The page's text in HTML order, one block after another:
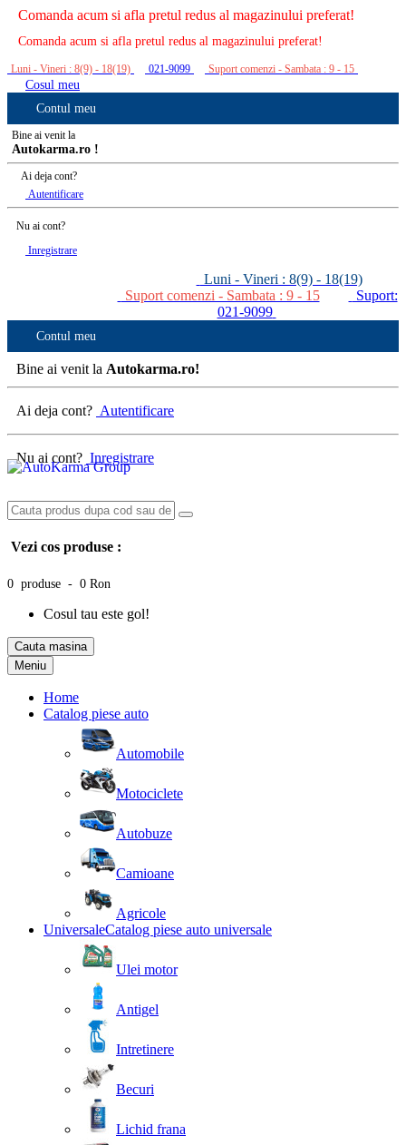
Comanda acum si afla pretul redus al magazinului preferat!
Comanda acum si afla pretul redus al magazinului preferat!
Luni - Vineri : 8(9) - 18(19) 021-9099 Suport comenzi - Sambata : 9 - 15
Cosul meu
Contul meu
Bine ai venit la
Autokarma.ro !
Ai deja cont?
Autentificare
Nu ai cont?
Inregistrare
Luni - Vineri : 8(9) - 18(19)
Suport comenzi - Sambata : 9 - 15
Suport:
021-9099
Contul meu
Bine ai venit la Autokarma.ro!
Ai deja cont? Autentificare
Nu ai cont? Inregistrare
Vezi cos produse :
0 produse - 0 Ron
Cosul tau este gol!
Cauta masina
Meniu
Home
Catalog piese auto
Automobile
Motociclete
Autobuze
Camioane
Agricole
UniversaleCatalog piese auto universale
Ulei motor
Antigel
Intretinere
Becuri
Lichid frana